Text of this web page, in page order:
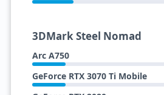
3DMark Steel Nomad
Arc A750
GeForce RTX 3070 Ti Mobile